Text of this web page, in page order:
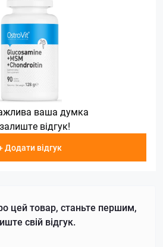
ваша думка
відгук!
Додати відгук
цей товар, станьте першим,
свій відгук.